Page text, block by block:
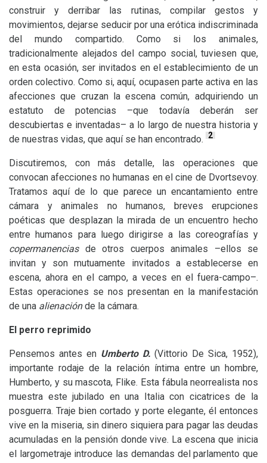
construir y derribar las rutinas, compilar gestos y
movimientos, dejarse seducir por una erótica indiscriminada
del mundo compartido. Como si los animales,
tradicionalmente alejados del campo social, tuviesen que,
en esta ocasión, ser invitados en el establecimiento de un
orden colectivo. Como si, aquí, ocupasen parte activa en las
afecciones que cruzan la escena común, adquiriendo un
estatuto de potencias –que todavía deberán ser
descubiertas e inventadas– a lo largo de nuestra historia y
de nuestras vidas, que aquí se han encontrado.
2
Discutiremos, con más detalle, las operaciones que
convocan afecciones no humanas en el cine de Dvortsevoy.
Tratamos aquí de lo que parece un encantamiento entre
cámara y animales no humanos, breves erupciones
poéticas que desplazan la mirada de un encuentro hecho
entre humanos para luego dirigirse a las coreografías y
copermanenciasde otros cuerpos animales –ellos se
invitan y son mutuamente invitados a establecerse en
escena, ahora en el campo, a veces en el fuera-campo–.
Estas operaciones se nos presentan en la manifestación
de una alienaciónde la cámara.
El perro reprimido
Pensemos antes en Umberto D. (Vittorio De Sica, 1952),
importante rodaje de la relación íntima entre un hombre,
Humberto, y su mascota, Flike. Esta fábula neorrealista nos
muestra este jubilado en una Italia con cicatrices de la
posguerra. Traje bien cortado y porte elegante, él entonces
vive en la miseria, sin dinero siquiera para pagar las deudas
acumuladas en la pensión donde vive. La escena que inicia
el largometraje introduce las demandas del parlamento que